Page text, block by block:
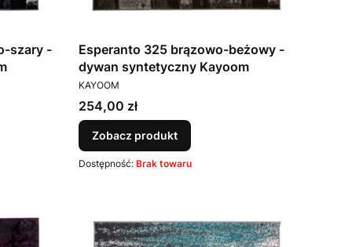
szary -
Esperanto 325 brązowo-beżowy -
dywan syntetyczny Kayoom
PRODUCENT
KAYOOM
Cena
254,00 zł
Zobacz produkt
Dostępność: Brak towaru